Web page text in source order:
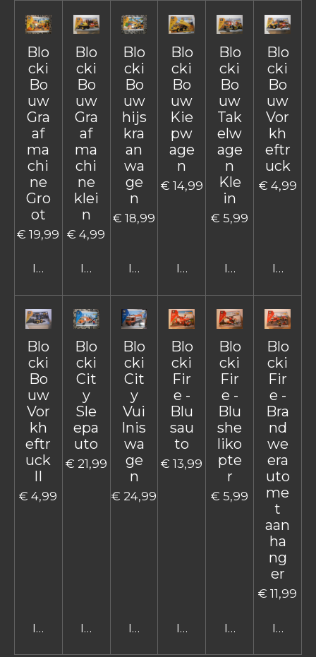
Blo
cki
Bo
uw
Gra
af
ma
chi
ne
Gro
ot
€ 19,99
In winkelwagen
Blo
cki
Bo
uw
Gra
af
ma
chi
ne
klei
n
€ 4,99
In winkelwagen
Blo
cki
Bo
uw
hijs
kra
an
wa
ge
n
€ 18,99
In winkelwagen
Blo
cki
Bo
uw
Kie
pw
age
n
€ 14,99
In winkelwagen
Blo
cki
Bo
uw
Tak
elw
age
n
Kle
in
€ 5,99
In
Blo
cki
Bo
uw
Vor
kh
eftr
uck
€ 4,99
In
Blo
cki
Bo
uw
Vor
kh
eftr
uck
€ 4,99
In winkelwagen
Blo
cki
Cit
y
Sle
epa
uto
€ 21,99
In winkelwagen
Blo
cki
Cit
y
Vui
lnis
wa
ge
n
€ 24,99
In winkelwagen
Blo
cki
Fir
e -
Blu
sau
to
€ 13,99
In winkelwagen
Blo
cki
Fir
e -
Blu
she
liko
pte
r
€ 5,99
In
Blo
cki
Fir
e -
Bra
nd
we
era
uto
me
t
aan
ha
ng
er
€ 11,99
In